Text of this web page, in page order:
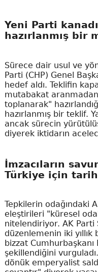
Yeni Parti
hazırlanmış bir
Sürece dair usul ve
Parti (CHP) Genel
hedef aldı. Teklifin
mutabakat
toplanarak"
hazırlanmış bir teklif.
ancak sürecin
diyerek iktidarın
İmzacıların
Türkiye için
Tepkilerin odağındaki
eleştirileri "küresel
nitelendiriyor. AK Parti
düzenlemenin iki
bizzat
şekillendiğini
dönük emperyalist